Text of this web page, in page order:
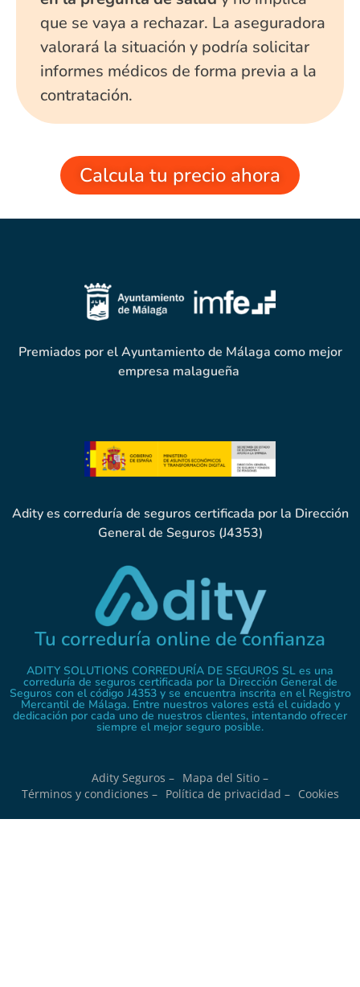
que se vaya a rechazar. La aseguradora
valorará la situación y podría solicitar
informes médicos de forma previa a la
contratación.
Calcula tu precio ahora
Premiados por el Ayuntamiento de Málaga como mejor
empresa malagueña
Adity es correduría de seguros certificada por la Dirección
General de Seguros (J4353)
Tu correduría online de confianza
ADITY SOLUTIONS CORREDURÍA DE SEGUROS SL es una
correduría de seguros certificada por la Dirección General de
Seguros con el código J4353 y se encuentra inscrita en el Registro
Mercantil de Málaga. Entre nuestros valores está el cuidado y
dedicación por cada uno de nuestros clientes, intentando ofrecer
siempre el mejor seguro posible.
Adity Seguros – Mapa del Sitio –
Términos y condiciones –
Política de privacidad – Cookies